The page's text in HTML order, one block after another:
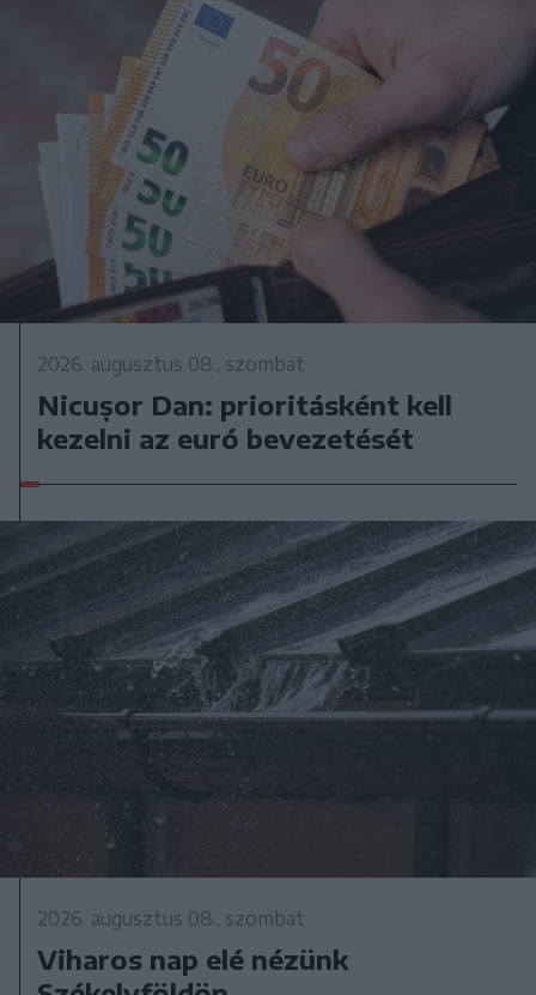
2026. augusztus 08., szombat
Nicușor Dan: prioritásként kell
kezelni az euró bevezetését
2026. augusztus 08., szombat
Viharos nap elé nézünk